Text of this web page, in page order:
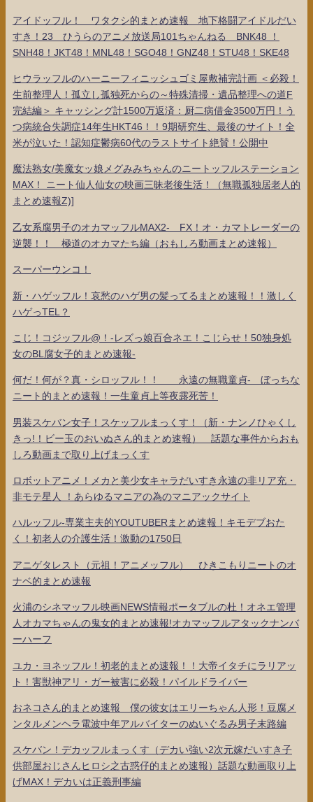
アイドッフル！ ワタクシ的まとめ速報 地下格闘アイドルだい
すき！23 ひうらのアニメ放送局101ちゃんねる BNK48 ！
SNH48！JKT48！MNL48！SGO48！GNZ48！STU48！SKE48
ヒウラッフルのハーニーフィニッシュゴミ屋敷補完計画 ＜必殺！
生前整理人！孤立し孤独死からの～特殊清掃・遺品整理への道F
完結編＞ キャッシング計1500万返済：厨二病借金3500万円！う
つ病統合失調症14年生HKT46！！9期研究生、最後のサイト！全
米が泣いた！認知症鬱病60代のラストサイト絶賛！公開中
魔法熟女/美魔女ッ娘メグみみちゃんのニートッフルステーション
MAX！ ニート仙人仙女の映画三昧老後生活！（無職孤独居老人的
まとめ速報Z)]
乙女系腐男子のオカマッフルMAX2- FX！オ・カマトレーダーの
逆襲！！ 極道のオカマたち編（おもしろ動画まとめ速報）
スーパーウンコ！
新・ハゲッフル！哀愁のハゲ男の髪ってるまとめ速報！！激しく
ハゲっTEL？
こじ！コジッフル@！-レズっ娘百合ネエ！こじらせ！50独身処
女のBL腐女子的まとめ速報-
何だ！何が？真・シロッフル！！ 永遠の無職童貞- ぼっちな
ニート的まとめ速報！一生童貞上等夜露死苦！
男装スケバン女子！スケッフルまっくす！（新・ナンノひゃくし
きっ!！ビー玉のおいぬさん的まとめ速報） 話題な事件からおも
しろ動画まで取り上げまっくす
ロボットアニメ！メカと美少女キャラだいすき永遠の非リア充・
非モテ星人 ！あらゆるマニアの為のマニアックサイト
ハルッフル-専業主夫的YOUTUBERまとめ速報！キモデブおた
く！初老人の介護生活！激動の1750日
アニゲタレスト（元祖！アニメッフル） ひきこもりニートのオ
ナベ的まとめ速報
火浦のシネマッフル映画NEWS情報ポータブルの杜！オネエ管理
人オカマちゃんの鬼女的まとめ速報!オカマッフルアタックナンバ
ーハーフ
ユカ・ヨネッフル！初老的まとめ速報！！大帝イタチにラリアッ
ト！害獣神アリ・ガー被害に必殺！パイルドライバー
おネコさん的まとめ速報 僕の彼女はエリーちゃん人形！豆腐メ
ンタルメンヘラ電波中年アルバイターのぬいぐるみ男子末路編
スケバン！デカッフルまっくす（デカい強い2次元嫁だいすき子
供部屋おじさんヒロシ之古惑仔的まとめ速報）話題な動画取り上
げMAX！デカいは正義刑事編